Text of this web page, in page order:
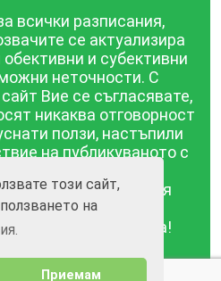
този сайт,
на
Приемам
всички разписания,
се актуализира
и субективни
неточности. С
Вие се съгласявате,
никаква отговорност
ползи, настъпили
на публикуваното с
сайт се предоставя
е, без гаранция за
с действителността!
- 2026, Всички права